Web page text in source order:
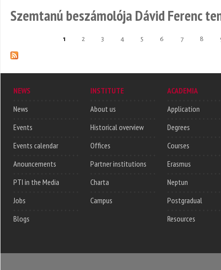
Szemtanú beszámolója Dávid Ferenc
1 2 3 4 5 6 7 8
NEWS
News
Events
Events calendar
Anouncements
PTI in the Media
Jobs
Blogs
INSTITUTE
About us
Historical overview
Offices
Partner institutions
Charta
Campus
ACADEMIA
Application
Degrees
Courses
Erasmus
Neptun
Postgradual
Resources